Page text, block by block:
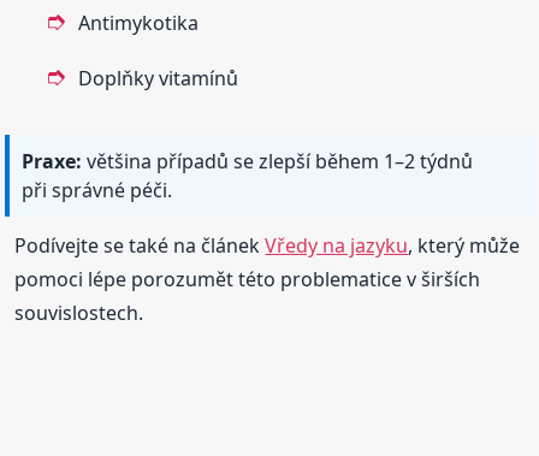
Antimykotika
Doplňky vitamínů
Praxe: většina případů se zlepší během 1–2 týdnů
při správné péči.
Podívejte se také na článekVředy na jazyku, který může
pomoci lépe porozumět této problematice v širších
souvislostech.